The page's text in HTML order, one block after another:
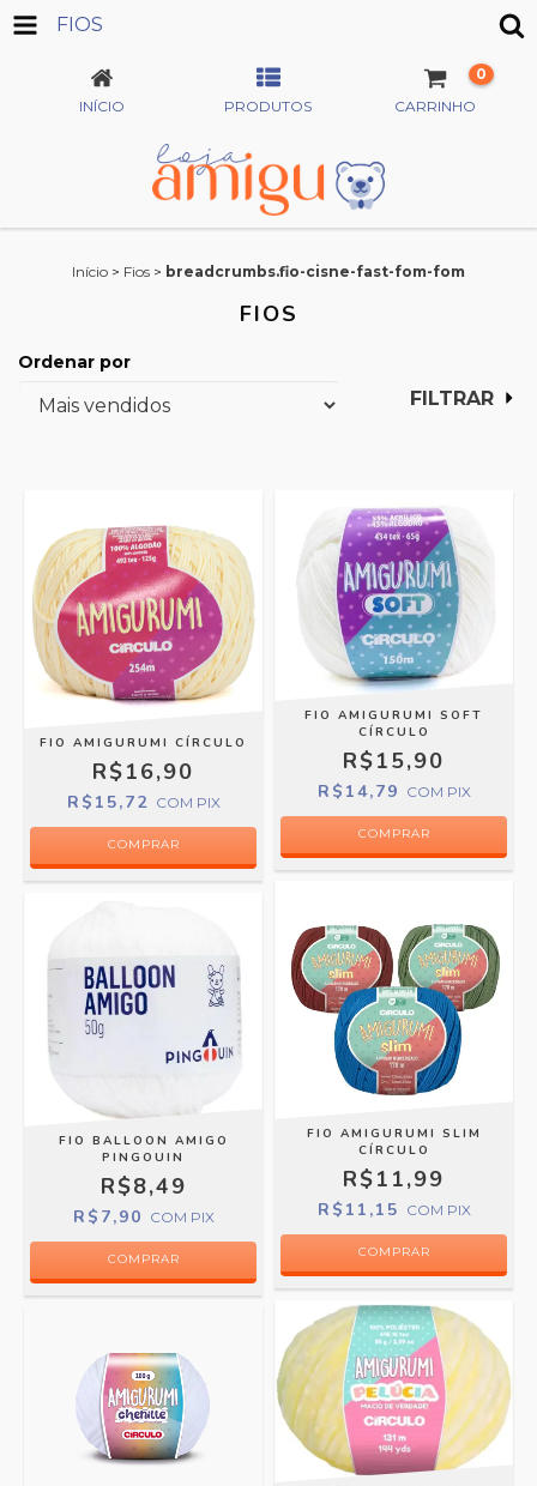
FIOS
INÍCIO PRODUTOS CARRINHO
0
Início > Fios > breadcrumbs.fio-cisne-fast-fom-fom
FIOS
Ordenar por
FILTRAR
FIO AMIGURUMI CÍRCULO
R$16,90
R$15,72 COM PIX
COMPRAR
FIO AMIGURUMI SOFT
CÍRCULO
R$15,90
R$14,79 COM PIX
COMPRAR
FIO BALLOON AMIGO
PINGOUIN
R$8,49
R$7,90 COM PIX
COMPRAR
FIO AMIGURUMI SLIM
CÍRCULO
R$11,99
R$11,15 COM PIX
COMPRAR